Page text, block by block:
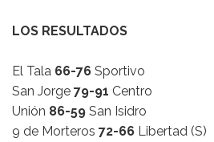
LOS RESULTADOS
El Tala 66-76 Sportivo
San Jorge 79-91 Centro
Unión 86-59 San Isidro
9 de Morteros 72-66 Libertad (S)